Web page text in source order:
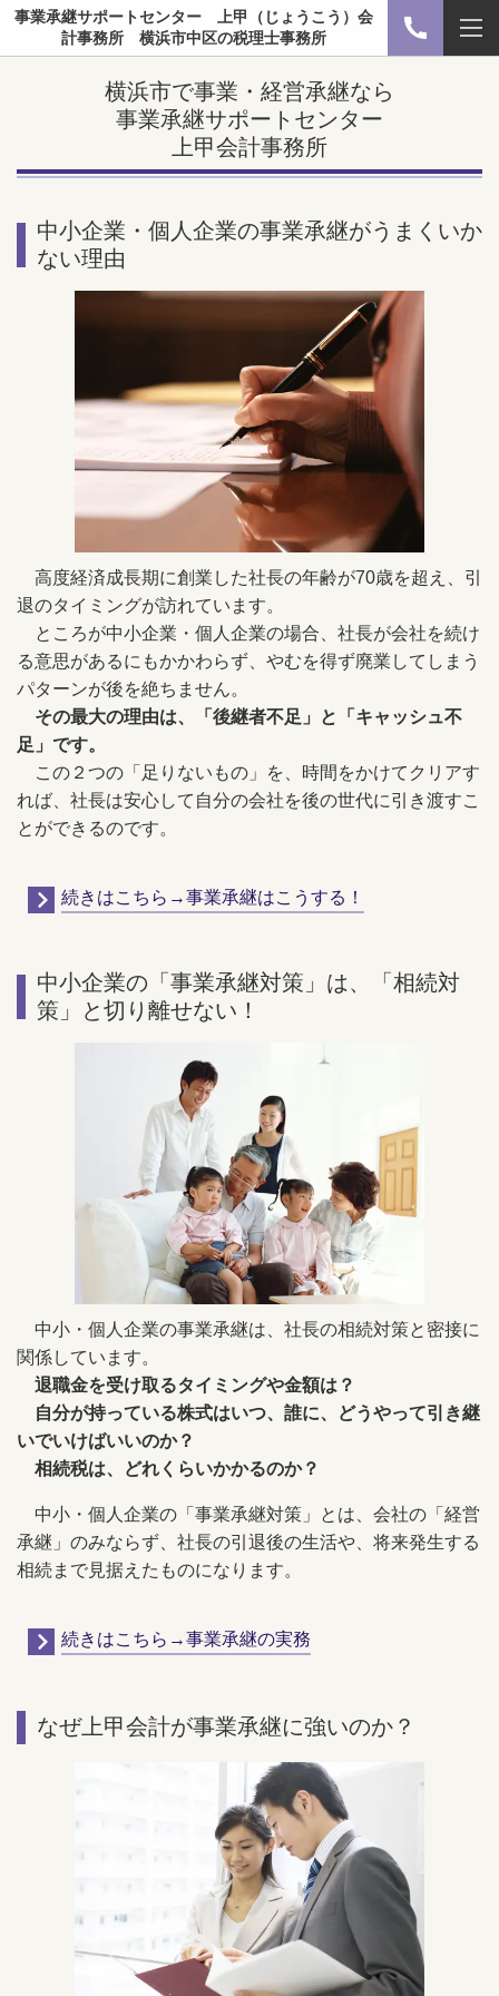
事業承継サポートセンター 上甲（じょうこう）会
計事務所 横浜市中区の税理士事務所
横浜市で事業・経営承継なら
事業承継サポートセンター
上甲会計事務所
中小企業・個人企業の事業承継がうまくいか
ない理由
高度経済成長期に創業した社長の年齢が70歳を超え、引
退のタイミングが訪れています。
ところが中小企業・個人企業の場合、社長が会社を続け
る意思があるにもかかわらず、やむを得ず廃業してしまう
パターンが後を絶ちません。
その最大の理由は、「後継者不足」と「キャッシュ不
足」です。
この２つの「足りないもの」を、時間をかけてクリアす
れば、社長は安心して自分の会社を後の世代に引き渡すこ
とができるのです。
続きはこちら→事業承継はこうする！
中小企業の「事業承継対策」は、「相続対
策」と切り離せない！
中小・個人企業の事業承継は、社長の相続対策と密接に
関係しています。
退職金を受け取るタイミングや金額は？
自分が持っている株式はいつ、誰に、どうやって引き継
いでいけばいいのか？
相続税は、どれくらいかかるのか？
中小・個人企業の「事業承継対策」とは、会社の「経営
承継」のみならず、社長の引退後の生活や、将来発生する
相続まで見据えたものになります。
続きはこちら→事業承継の実務
なぜ上甲会計が事業承継に強いのか？